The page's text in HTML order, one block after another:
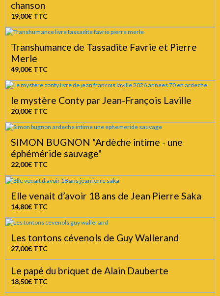
chanson
19,00€ TTC
Transhumance de Tassadite Favrie et Pierre
Merle
49,00€ TTC
le mystère Conty par Jean-François Laville
20,00€ TTC
SIMON BUGNON "Ardèche intime - une
éphéméride sauvage"
22,00€ TTC
Elle venait d’avoir 18 ans de Jean Pierre Saka
14,80€ TTC
Les tontons cévenols de Guy Wallerand
27,00€ TTC
Le papé du briquet de Alain Dauberte
18,50€TTC